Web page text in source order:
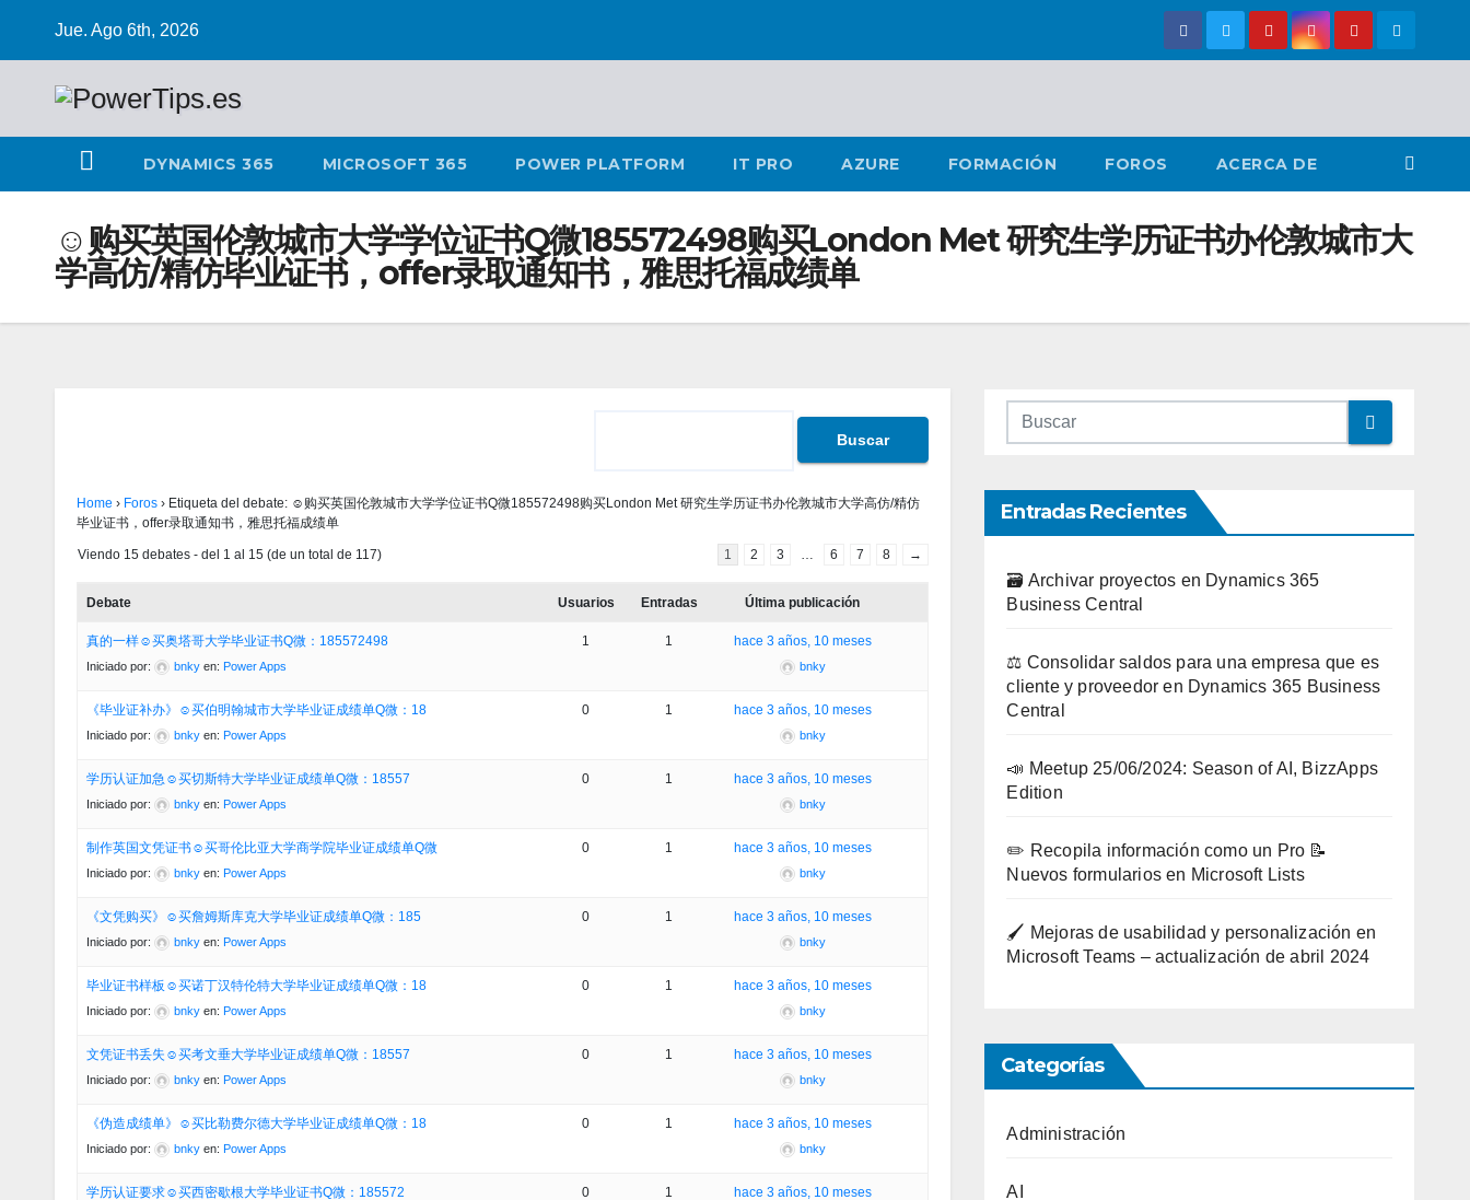
Jue. Ago 6th, 2026
DYNAMICS 365 MICROSOFT 365 POWER PLATFORM IT PRO AZURE FORMACIÓN FOROS ACERCA DE
☺购买英国伦敦城市大学学位证书Q微185572498购买London Met 研究生学历证书办伦敦城市大
学高仿/精仿毕业证书，offer录取通知书，雅思托福成绩单
Home › Foros › Etiqueta del debate: ☺购买英国伦敦城市大学学位证书Q微185572498购买London Met 研究生学历证书办伦敦城市大学高仿/精仿
毕业证书，offer录取通知书，雅思托福成绩单
Viendo 15 debates - del 1 al 15 (de un total de 117) 1 2 3 … 6 7 8 →
Debate Usuarios Entradas Última publicación
真的一样☺买奥塔哥大学毕业证书Q微：185572498
Iniciado por: bnky en: Power Apps
1 1 hace 3 años, 10 meses
bnky
《毕业证补办》☺买伯明翰城市大学毕业证成绩单Q微：18
Iniciado por: bnky en: Power Apps
0 1 hace 3 años, 10 meses
bnky
学历认证加急☺买切斯特大学毕业证成绩单Q微：18557
Iniciado por: bnky en: Power Apps
0 1 hace 3 años, 10 meses
bnky
制作英国文凭证书☺买哥伦比亚大学商学院毕业证成绩单Q微
Iniciado por: bnky en: Power Apps
0 1 hace 3 años, 10 meses
bnky
《文凭购买》☺买詹姆斯库克大学毕业证成绩单Q微：185
Iniciado por: bnky en: Power Apps
0 1 hace 3 años, 10 meses
bnky
毕业证书样板☺买诺丁汉特伦特大学毕业证成绩单Q微：18
Iniciado por: bnky en: Power Apps
0 1 hace 3 años, 10 meses
bnky
文凭证书丢失☺买考文垂大学毕业证成绩单Q微：18557
Iniciado por: bnky en: Power Apps
0 1 hace 3 años, 10 meses
bnky
《伪造成绩单》☺买比勒费尔德大学毕业证成绩单Q微：18
Iniciado por: bnky en: Power Apps
0 1 hace 3 años, 10 meses
bnky
学历认证要求☺买西密歇根大学毕业证书Q微：185572 0 1 hace 3 años, 10 meses
Entradas Recientes
🗃️ Archivar proyectos en Dynamics 365
Business Central
⚖️ Consolidar saldos para una empresa que es
cliente y proveedor en Dynamics 365 Business
Central
📣 Meetup 25/06/2024: Season of AI, BizzApps
Edition
✏️ Recopila información como un Pro 📝
Nuevos formularios en Microsoft Lists
🖌️ Mejoras de usabilidad y personalización en
Microsoft Teams – actualización de abril 2024
Categorías
Administración
AI